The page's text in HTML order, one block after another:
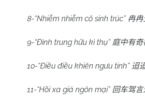
8-“Nhiễm nhiễm cô sinh trúc” 冉冉
9-“Đình trung hữu kì thụ” 庭中有奇
10-“Điều điều khiên ngưu tinh” 迢
11-“Hồi xa giá ngôn mại” 回车驾言